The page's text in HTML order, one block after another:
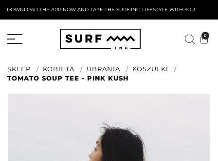
DOWNLOAD THE APP NOW AND TAKE THE SURF INC. LIFESTYLE WITH YOU 🤍
0
SKLEP KOBIETA UBRANIA
KOSZULKI
TOMATO SOUP TEE - PINK KUSH
AKTYWNY FORMULARZ ZWROTU